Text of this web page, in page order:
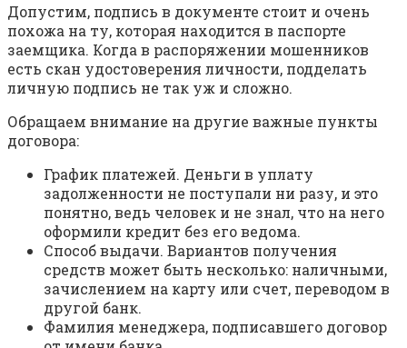
Допустим, подпись в документе стоит и очень
похожа на ту, которая находится в паспорте
заемщика. Когда в распоряжении мошенников
есть скан удостоверения личности, подделать
личную подпись не так уж и сложно.
Обращаем внимание на другие важные пункты
договора:
График платежей. Деньги в уплату
задолженности не поступали ни разу, и это
понятно, ведь человек и не знал, что на него
оформили кредит без его ведома.
Способ выдачи. Вариантов получения
средств может быть несколько: наличными,
зачислением на карту или счет, переводом в
другой банк.
Фамилия менеджера, подписавшего договор